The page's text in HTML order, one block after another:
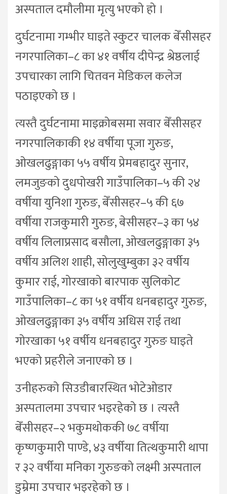
अस्पताल दमौलीमा मृत्यु भएको हो ।
दुर्घटनामा गम्भीर घाइते स्कुटर चालक बेँसीसहर
नगरपालिका–८ का ४१ वर्षीय दीपेन्द्र श्रेष्ठलाई
उपचारका लागि चितवन मेडिकल कलेज
पठाइएको छ ।
त्यस्तै दुर्घटनामा माइक्रोबसमा सवार बेँसीसहर
नगरपालिकाकी १४ वर्षीया पूजा गुरुङ,
ओखलढुङ्गाका ५५ वर्षीय प्रेमबहादुर सुनार,
लमजुङको दुधपोखरी गाउँपालिका–५ की २४
वर्षीया युनिशा गुरुङ, बेँसीसहर–५ की ६७
वर्षीया राजकुमारी गुरुङ, बेसीसहर–३ का ५४
वर्षीय लिलाप्रसाद बसौला, ओखलढुङ्गाका ३५
वर्षीय अलिश शाही, सोलुखुम्बुका ३२ वर्षीय
कुमार राई, गोरखाको बारपाक सुलिकोट
गाउँपालिका–८ का ५१ वर्षीय धनबहादुर गुरुङ,
ओखलढुङ्गाका ३५ वर्षीय अधिस राई तथा
गोरखाका ५१ वर्षीय धनबहादुर गुरुङ घाइते
भएको प्रहरीले जनाएको छ ।
उनीहरुको सिउडीबारस्थित भोटेओडार
अस्पतालमा उपचार भइरहेको छ । त्यस्तै
बेँसीसहर–२ भकुमथोककी ७८ वर्षीया
कृष्णकुमारी पाण्डे, ४३ वर्षीया तित्थकुमारी थापा
र ३२ वर्षीया मनिका गुरुङको लक्ष्मी अस्पताल
डुम्रेमा उपचार भइरहेको छ ।